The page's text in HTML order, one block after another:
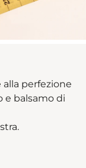
alla perfezione
e balsamo di